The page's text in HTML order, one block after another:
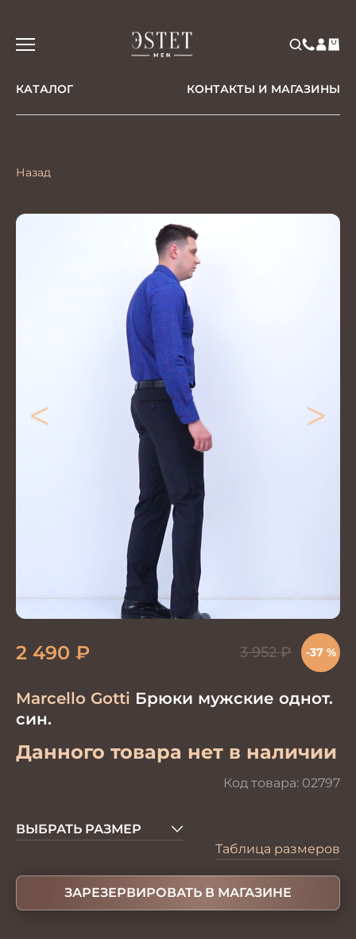
КАТАЛОГ КОНТАКТЫ И МАГАЗИНЫ
Назад
< >
Marcello Gotti Брюки мужские однот.
син.
Данного товара нет в наличии
Код товара: 02797
2 490 ₽ 3 952₽ -37 %
ВЫБРАТЬ РАЗМЕР
Таблица размеров
ЗАРЕЗЕРВИРОВАТЬ В МАГАЗИНЕ